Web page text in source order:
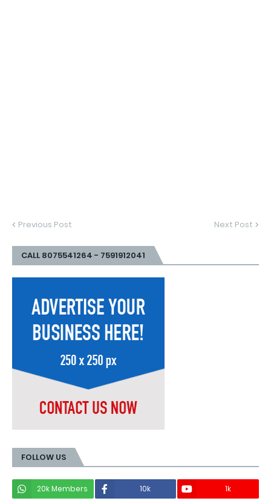
Previous Post Next Post
CALL 8075541264 - 7591912041
FOLLOW US
20k Members 10k 1k